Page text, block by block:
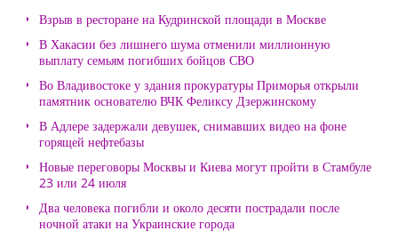
Взрыв в ресторане на Кудринской площади в Москве
В Хакасии без лишнего шума отменили миллионную
выплату семьям погибших бойцов СВО
Во Владивостоке у здания прокуратуры Приморья открыли
памятник основателю ВЧК Феликсу Дзержинскому
В Адлере задержали девушек, снимавших видео на фоне
горящей нефтебазы
Новые переговоры Москвы и Киева могут пройти в Стамбуле
23 или 24 июля
Два человека погибли и около десяти пострадали после
ночной атаки на Украинские города